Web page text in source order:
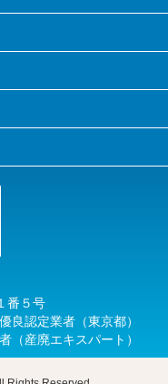
番５号
良認定業者（東京都）
（産廃エキスパート）